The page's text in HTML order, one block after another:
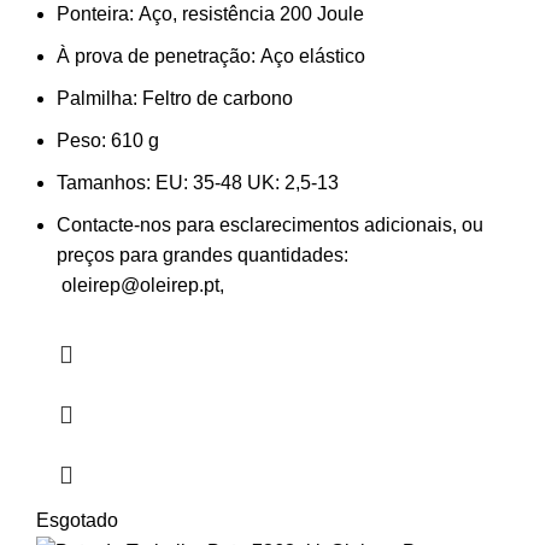
Ponteira: Aço, resistência 200 Joule
À prova de penetração: Aço elástico
Palmilha: Feltro de carbono
Peso: 610 g
Tamanhos: EU: 35-48 UK: 2,5-13
Contacte-nos para esclarecimentos adicionais, ou
preços para grandes quantidades:
oleirep@oleirep.pt,
Esgotado